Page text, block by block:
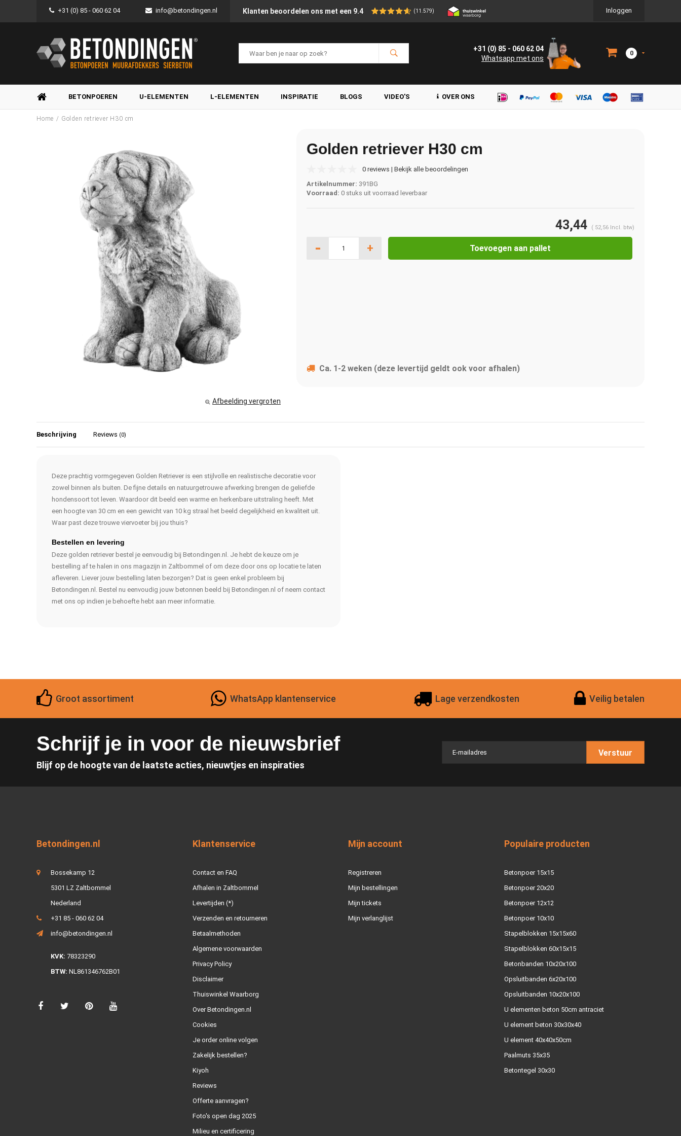
+31 (0) 85 - 060 62 04 info@betondingen.nl Klanten beoordelen ons met een 9.4 (11.579) Inloggen
+31 (0) 85 - 060 62 04
Whatsapp met ons
0
BETONPOEREN U-ELEMENTEN L-ELEMENTEN INSPIRATIE BLOGS VIDEO'S OVER ONS
Home / Golden retriever H30 cm
Afbeelding vergroten
Golden retriever H30 cm
0 reviews | Bekijk alle beoordelingen
Artikelnummer: 391BG
Voorraad: 0 stuks uit voorraad leverbaar
43,44 ( 52,56 Incl. btw)
- + Toevoegen aan pallet
Ca. 1-2 weken (deze levertijd geldt ook voor afhalen)
Beschrijving Reviews (0)
Deze prachtig vormgegeven Golden Retriever is een stijlvolle en realistische decoratie voor
zowel binnen als buiten. De fijne details en natuurgetrouwe afwerking brengen de geliefde
hondensoort tot leven. Waardoor dit beeld een warme en herkenbare uitstraling heeft. Met
een hoogte van 30 cm en een gewicht van 10 kg straal het beeld degelijkheid en kwaliteit uit.
Waar past deze trouwe viervoeter bij jou thuis?
Bestellen en levering
Deze golden retriever bestel je eenvoudig bij Betondingen.nl. Je hebt de keuze om je
bestelling af te halen in ons magazijn in Zaltbommel of om deze door ons op locatie te laten
afleveren. Liever jouw bestelling laten bezorgen? Dat is geen enkel probleem bij
Betondingen.nl. Bestel nu eenvoudig jouw betonnen beeld bij Betondingen.nl of neem contact
met ons op indien je behoefte hebt aan meer informatie.
Groot assortiment WhatsApp klantenservice Lage verzendkosten Veilig betalen
Schrijf je in voor de nieuwsbrief
Blijf op de hoogte van de laatste acties, nieuwtjes en inspiraties
Verstuur
Betondingen.nl
Bossekamp 12
5301 LZ Zaltbommel
Nederland
+31 85 - 060 62 04
info@betondingen.nl
KVK: 78323290
BTW: NL861346762B01
Klantenservice
Contact en FAQ
Afhalen in Zaltbommel
Levertijden (*)
Verzenden en retourneren
Betaalmethoden
Algemene voorwaarden
Privacy Policy
Disclaimer
Thuiswinkel Waarborg
Over Betondingen.nl
Cookies
Je order online volgen
Zakelijk bestellen?
Kiyoh
Reviews
Offerte aanvragen?
Foto's open dag 2025
Milieu en certificering
Mijn account
Registreren
Mijn bestellingen
Mijn tickets
Mijn verlanglijst
Populaire producten
Betonpoer 15x15
Betonpoer 20x20
Betonpoer 12x12
Betonpoer 10x10
Stapelblokken 15x15x60
Stapelblokken 60x15x15
Betonbanden 10x20x100
Opsluitbanden 6x20x100
Opsluitbanden 10x20x100
U elementen beton 50cm antraciet
U element beton 30x30x40
U element 40x40x50cm
Paalmuts 35x35
Betontegel 30x30